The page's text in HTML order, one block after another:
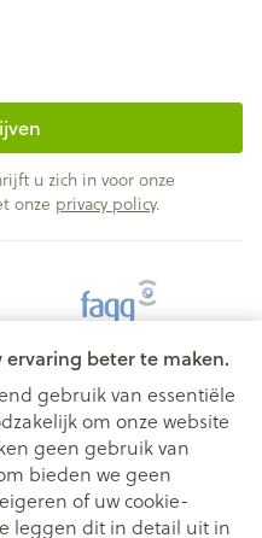
beter te maken.
gebruik van essentiële
om onze website
geen gebruik van
bieden we geen
of uw cookie-
leggen dit in detail uit in
u zich in voor onze
onze privacy policy.